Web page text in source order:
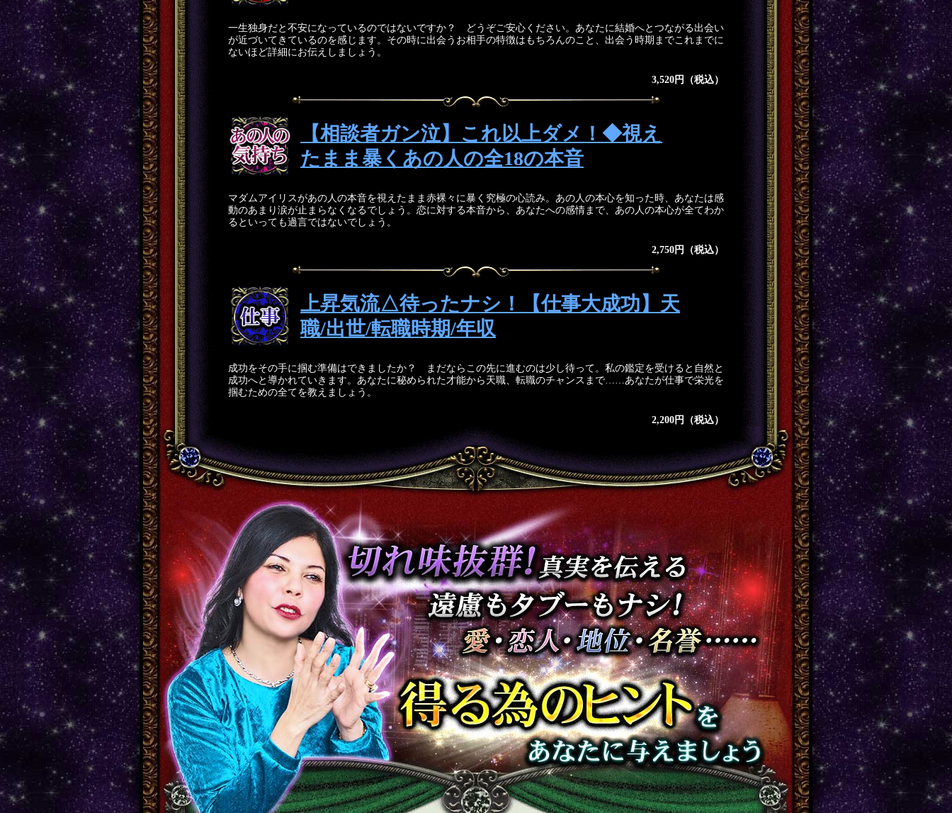
一生独身だと不安になっているのではないですか？ どうぞご安心ください。あなたに結婚へとつながる出会い
が近づいてきているのを感じます。その時に出会うお相手の特徴はもちろんのこと、出会う時期までこれまでに
ないほど詳細にお伝えしましょう。
3,520円（税込）
【相談者ガン泣】これ以上ダメ！◆視え
たまま暴くあの人の全18の本音
マダムアイリスがあの人の本音を視えたまま赤裸々に暴く究極の心読み。あの人の本心を知った時、あなたは感
動のあまり涙が止まらなくなるでしょう。恋に対する本音から、あなたへの感情まで、あの人の本心が全てわか
るといっても過言ではないでしょう。
2,750円（税込）
上昇気流△待ったナシ！【仕事大成功】天
職/出世/転職時期/年収
成功をその手に掴む準備はできましたか？ まだならこの先に進むのは少し待って。私の鑑定を受けると自然と
成功へと導かれていきます。あなたに秘められた才能から天職、転職のチャンスまで……あなたが仕事で栄光を
掴むための全てを教えましょう。
2,200円（税込）